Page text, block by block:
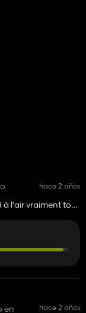
hace 2 años
à l'air vraiment top,
en
hace 2 años